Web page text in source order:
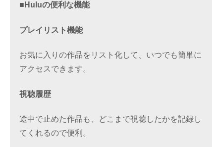
■Huluの便利な機能
プレイリスト機能
お気に入りの作品をリスト化して、いつでも簡単に
アクセスできます。
視聴履歴
途中で止めた作品も、どこまで視聴したかを記録し
てくれるので便利。